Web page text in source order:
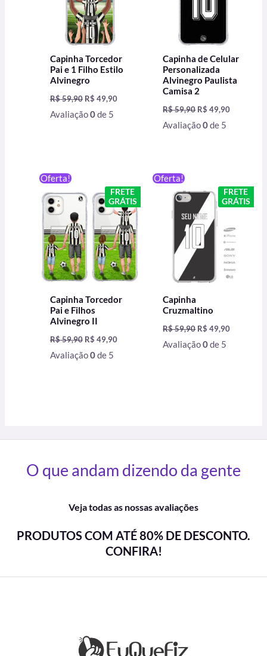
Capinha Torcedor
Pai e 1 Filho Estilo
Alvinegro
R$59,90 R$ 49,90
Avaliação0de 5
Capinha de Celular
Personalizada
Alvinegro Paulista
Camisa 2
R$59,90 R$ 49,90
Avaliação0de 5
Oferta!
FRETE
GRÁTIS
Capinha Torcedor
Pai e Filhos
Alvinegro II
R$59,90
original
era:
R$ 59,90.
R$ 49,90
preço
atual
é:
R$ 49,90.
Avaliação0de 5
Oferta!
FRETE
GRÁTIS
Capinha
Cruzmaltino
R$59,90
original
era:
R$ 59,90.
R$ 49,90
preço
atual
é:
Avaliação0de 5
O que andam dizendo da gente
Veja todas as nossas avaliações
PRODUTOS COM ATÉ 80% DE DESCONTO.
CONFIRA!